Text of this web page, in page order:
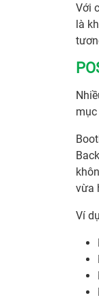
Với
là
vừa
Ví